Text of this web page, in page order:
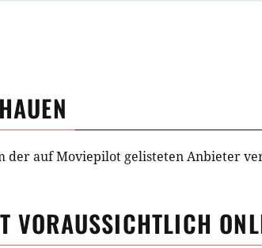
der auf Moviepilot gelisteten Anbieter
VORAUSSICHTLICH